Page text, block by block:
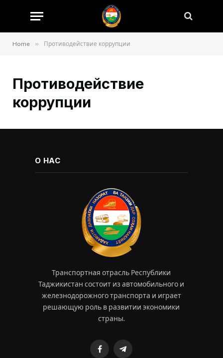
Home » Противодействие коррупции
Противодействие
коррупции
О НАС
Транспортная отрасль Республики
Таджикистан состоит из автомобильного и
железнодорожного транспорта и играет
решающую роль в развитии экономики
страны.
FacebookTelegram